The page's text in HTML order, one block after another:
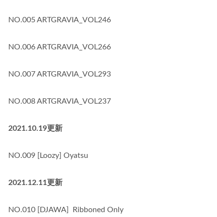
NO.005 ARTGRAVIA_VOL246
NO.006 ARTGRAVIA_VOL266
NO.007 ARTGRAVIA_VOL293
NO.008 ARTGRAVIA_VOL237
2021.10.19更新
NO.009 [Loozy] Oyatsu
2021.12.11更新
NO.010 [DJAWA]  Ribboned Only